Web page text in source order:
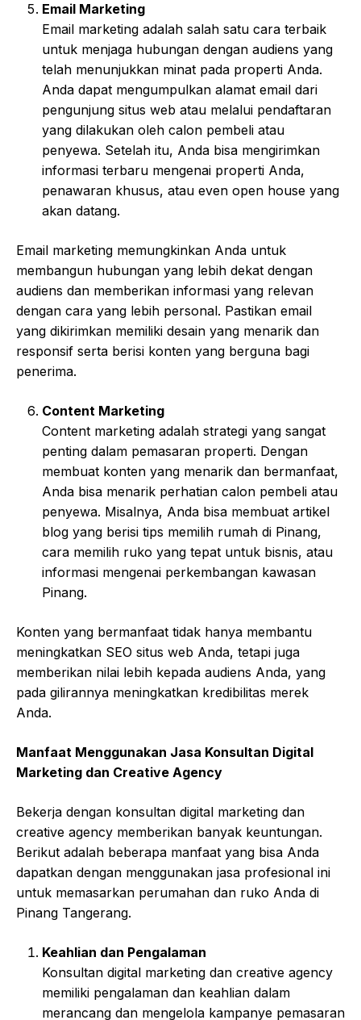
Email Marketing
Email marketing adalah salah satu cara terbaik
untuk menjaga hubungan dengan audiens yang
telah menunjukkan minat pada properti Anda.
Anda dapat mengumpulkan alamat email dari
pengunjung situs web atau melalui pendaftaran
yang dilakukan oleh calon pembeli atau
penyewa. Setelah itu, Anda bisa mengirimkan
informasi terbaru mengenai properti Anda,
penawaran khusus, atau even open house yang
akan datang.
Email marketing memungkinkan Anda untuk
membangun hubungan yang lebih dekat dengan
audiens dan memberikan informasi yang relevan
dengan cara yang lebih personal. Pastikan email
yang dikirimkan memiliki desain yang menarik dan
responsif serta berisi konten yang berguna bagi
penerima.
Content Marketing
Content marketing adalah strategi yang sangat
penting dalam pemasaran properti. Dengan
membuat konten yang menarik dan bermanfaat,
Anda bisa menarik perhatian calon pembeli atau
penyewa. Misalnya, Anda bisa membuat artikel
blog yang berisi tips memilih rumah di Pinang,
cara memilih ruko yang tepat untuk bisnis, atau
informasi mengenai perkembangan kawasan
Pinang.
Konten yang bermanfaat tidak hanya membantu
meningkatkan SEO situs web Anda, tetapi juga
memberikan nilai lebih kepada audiens Anda, yang
pada gilirannya meningkatkan kredibilitas merek
Anda.
Manfaat Menggunakan Jasa Konsultan Digital
Marketing dan Creative Agency
Bekerja dengan konsultan digital marketing dan
creative agency memberikan banyak keuntungan.
Berikut adalah beberapa manfaat yang bisa Anda
dapatkan dengan menggunakan jasa profesional ini
untuk memasarkan perumahan dan ruko Anda di
Pinang Tangerang.
Keahlian dan Pengalaman
Konsultan digital marketing dan creative agency
memiliki pengalaman dan keahlian dalam
merancang dan mengelola kampanye pemasaran